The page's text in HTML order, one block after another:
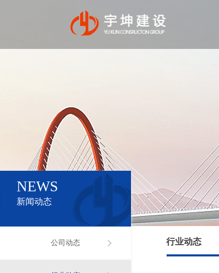
NEWS
新闻动态
公司动态 行业动态